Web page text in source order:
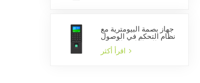
جهاز بصمة البيومترية مع
نظام التحكم في الوصول
إلى الباب والشركة
المصنعة للوقت الحضور